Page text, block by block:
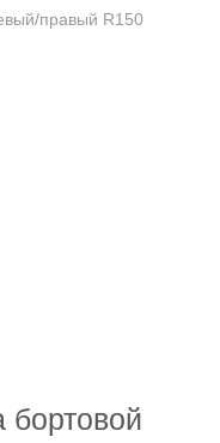
правый R150
бортовой